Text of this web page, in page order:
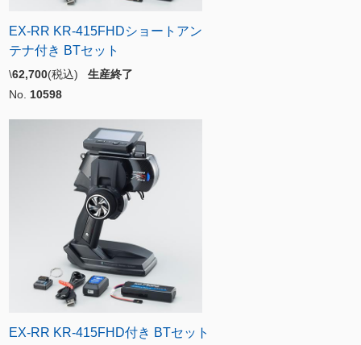
EX-RR KR-415FHDショートアン
テナ付き BTセット
\62,700(税込) 生産終了
No. 10598
EX-RR KR-415FHD付き BTセット